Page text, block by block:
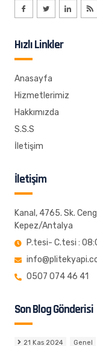
Hızlı Linkler
Anasayfa
Hizmetlerimiz
Hakkımızda
S.S.S
İletişim
İletişim
Kanal, 4765. Sk.
Kepez/Antalya
P.tesi- C.tesi :
0507 074 46 41
Son Blog Gönderisi
21 Kas 2024 Genel